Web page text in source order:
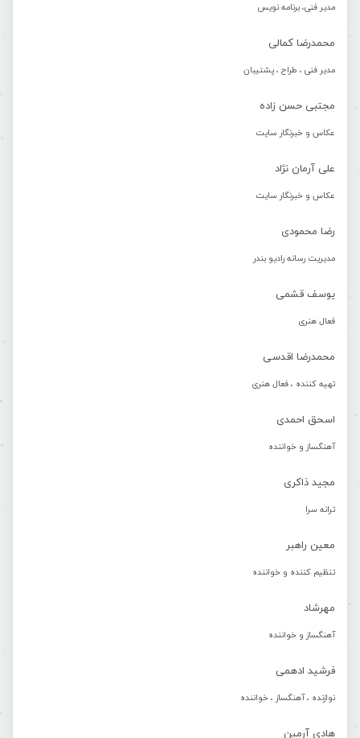
مدیر فنی، برنامه نویس
محمدرضا کمالی
مدیر فنی ، طراح ، پشتیبان
مجتبی حسن زاده
عکاس و خبرنگار سایت
علی آرمان نژاد
عکاس و خبرنگار سایت
رضا محمودی
مدیریت رسانه رادیو بندر
یوسف قشمی
فعال هنری
محمدرضا اقدسی
تهیه کننده ، فعال هنری
اسحق احمدی
آهنگساز و خواننده
مجید ذاکری
ترانه سرا
معین راهبر
تنظیم کننده و خواننده
مهرشاد
آهنگساز و خواننده
فرشید ادهمی
نوازنده ، آهنگساز ، خواننده
هادی آرمین